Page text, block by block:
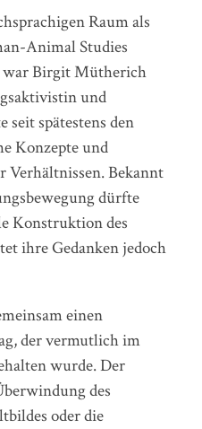
Raum als
Animal Studies
war Birgit Mütherich
und
seit spätestens den
Konzepte und
Verhältnissen. Bekannt
dürfte
Konstruktion des
ihre Gedanken jedoch
einen
der vermutlich im
wurde. Der
des
oder die